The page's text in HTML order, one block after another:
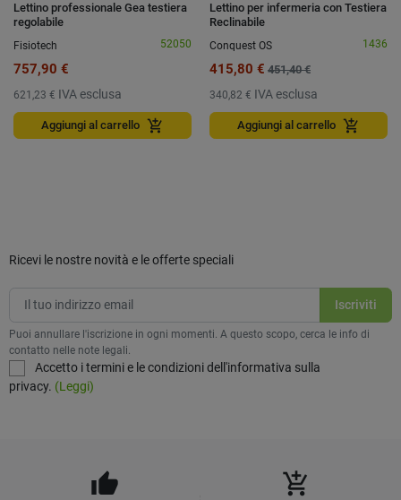
Lettino professionale Gea testiera
regolabile
Fisiotech
52050
757,90 €
621,23 € IVA esclusa
Aggiungi al carrello add_shopping_cart
Lettino per infermeria con Testiera
Reclinabile
Conquest OS
1436
415,80 € 451,40 €
340,82 € IVA esclusa
Aggiungi al carrello add_shopping_cart
Ricevi le nostre novità e le offerte speciali
Puoi annullare l'iscrizione in ogni momenti. A questo scopo, cerca le info di
contatto nelle note legali.
Accetto i termini e le condizioni dell'informativa sulla
privacy. (Leggi)
thumb_up add_shopping_cart